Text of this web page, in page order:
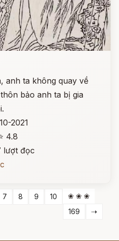
anh ta không quay về
bảo anh ta bị gia
2021
4.8
lượt đọc
7 8 9 10
❀ ❀ ❀
169
⇢